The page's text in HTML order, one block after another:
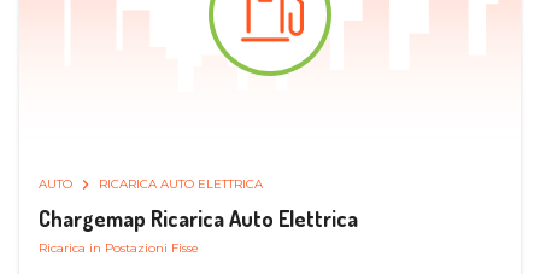
AUTO RICARICA AUTO ELETTRICA
Chargemap Ricarica Auto Elettrica
Ricarica in Postazioni Fisse